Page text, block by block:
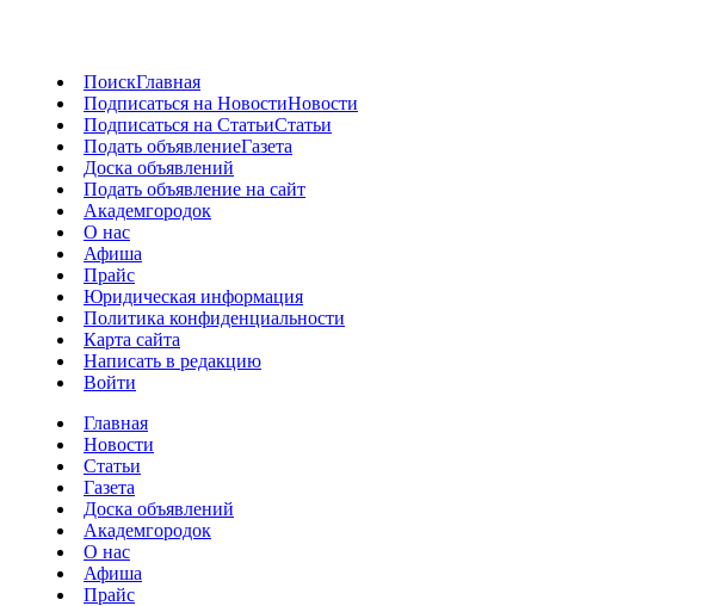
ПоискГлавная
Подписаться на НовостиНовости
Подписаться на СтатьиСтатьи
Подать объявлениеГазета
Доска объявлений
Подать объявление на сайт
Академгородок
О нас
Афиша
Прайс
Юридическая информация
Политика конфиденциальности
Карта сайта
Написать в редакцию
Войти
Главная
Новости
Статьи
Газета
Доска объявлений
Академгородок
О нас
Афиша
Прайс